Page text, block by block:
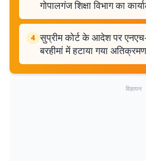
गोपालगंज शिक्षा विभाग का
4 सुप्रीम कोर्ट के आदेश पर
बरहीमां में हटाया गया अतिक्रमण
विज्ञापन